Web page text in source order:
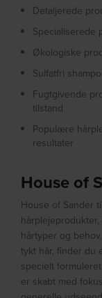
Detaljerede
Specialiserede
Økologiske
Sulfatfri
Fugtgivende
tilstand
Populære
resultater
House of
House of Sander
hårtyper og
tykt hår, finder du
specielt
er skabt med